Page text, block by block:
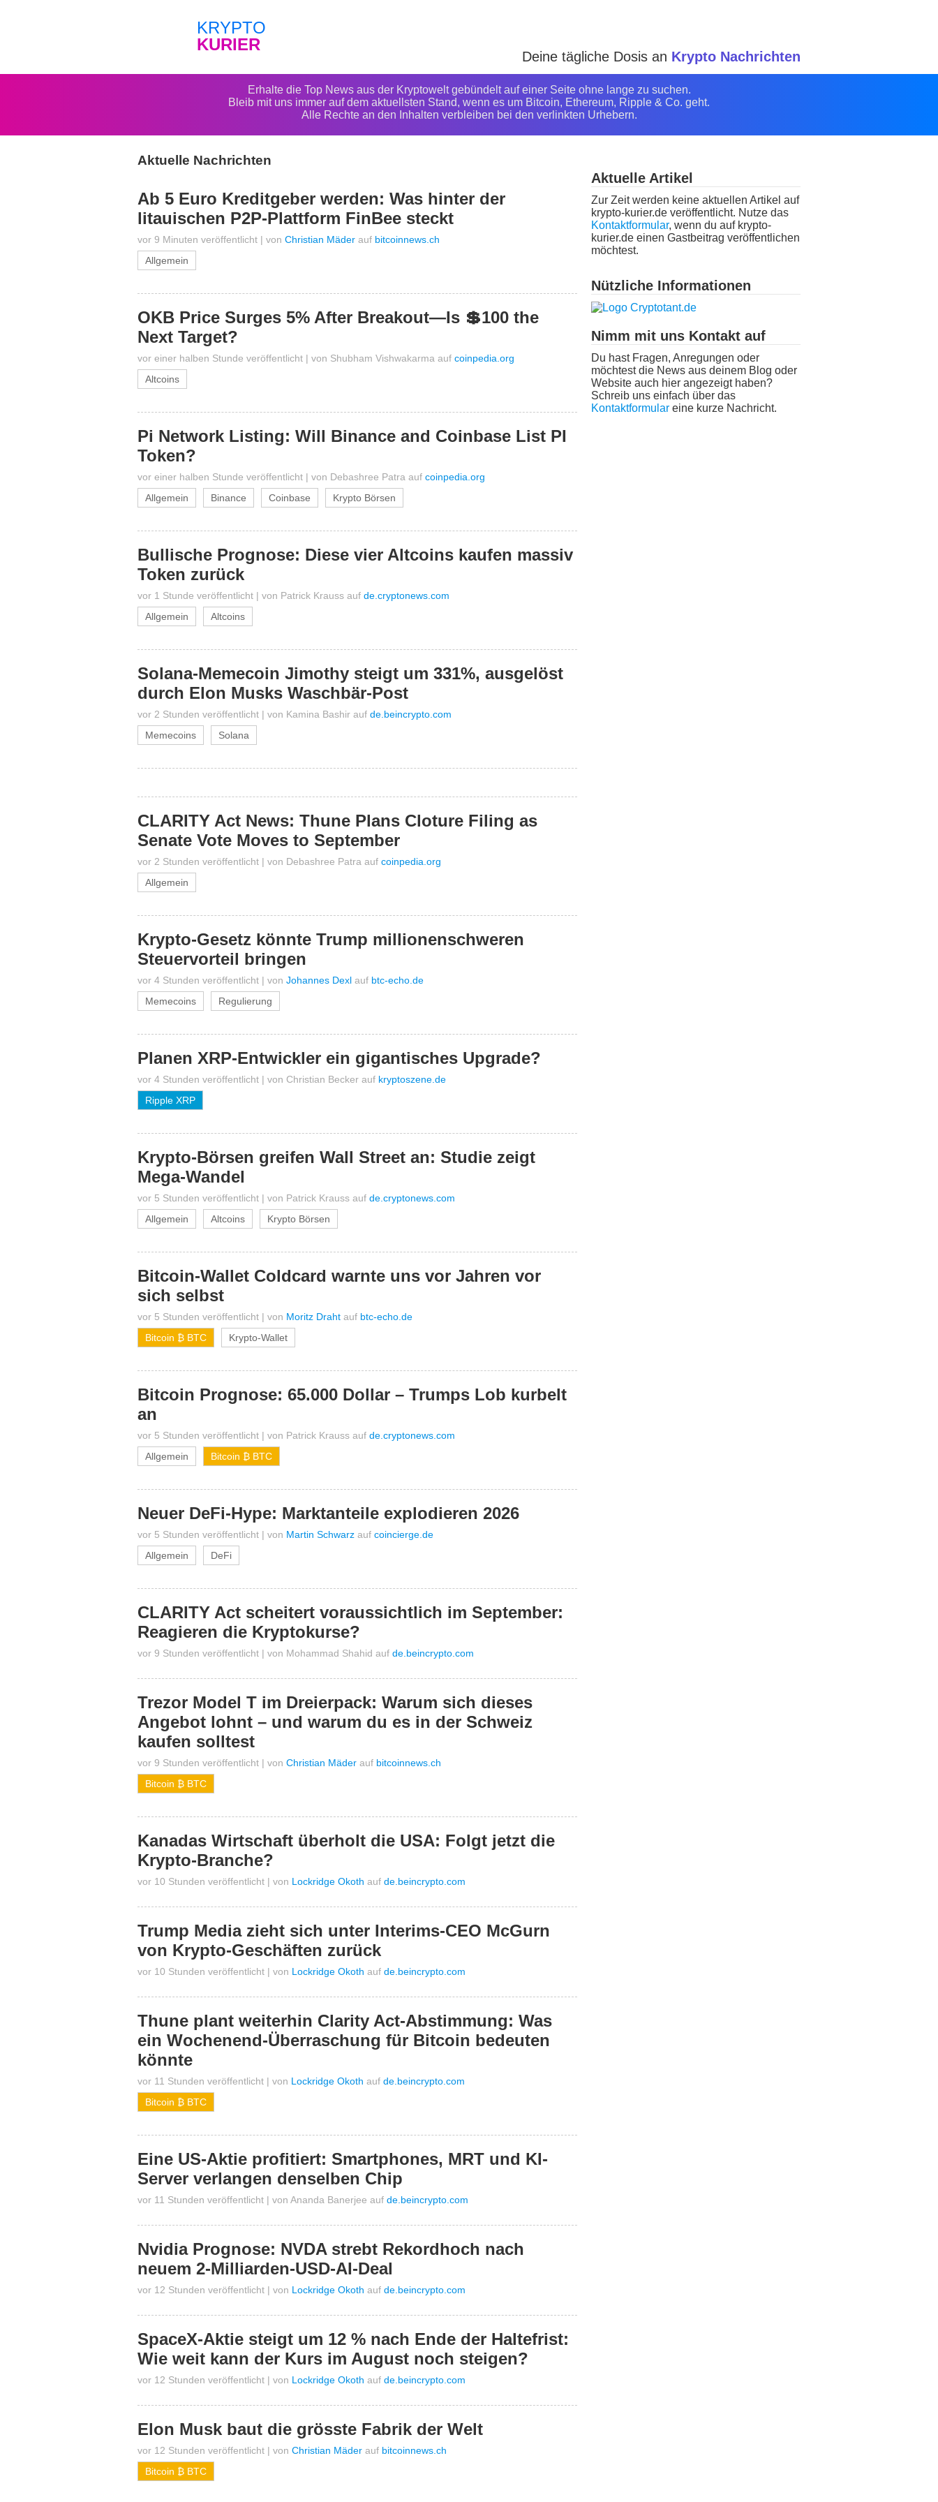
KRYPTO
KURIER
Deine tägliche Dosis an Krypto Nachrichten
Erhalte die Top News aus der Kryptowelt gebündelt auf einer Seite ohne lange zu suchen.
Bleib mit uns immer auf dem aktuellsten Stand, wenn es um Bitcoin, Ethereum, Ripple & Co. geht.
Alle Rechte an den Inhalten verbleiben bei den verlinkten Urhebern.
Aktuelle Nachrichten
Ab 5 Euro Kreditgeber werden: Was hinter der
litauischen P2P-Plattform FinBee steckt
vor 9 Minuten veröffentlicht | von Christian Mäder auf bitcoinnews.ch
Allgemein
OKB Price Surges 5% After Breakout—Is 💲100 the
Next Target?
vor einer halben Stunde veröffentlicht | von Shubham Vishwakarma auf coinpedia.org
Altcoins
Pi Network Listing: Will Binance and Coinbase List PI
Token?
vor einer halben Stunde veröffentlicht | von Debashree Patra auf coinpedia.org
Allgemein
Binance Coinbase Krypto Börsen
Bullische Prognose: Diese vier Altcoins kaufen massiv
Token zurück
vor 1 Stunde veröffentlicht | von Patrick Krauss auf de.cryptonews.com
Allgemein
Altcoins
Solana-Memecoin Jimothy steigt um 331%, ausgelöst
durch Elon Musks Waschbär-Post
vor 2 Stunden veröffentlicht | von Kamina Bashir auf de.beincrypto.com
Memecoins
Solana
CLARITY Act News: Thune Plans Cloture Filing as
Senate Vote Moves to September
vor 2 Stunden veröffentlicht | von Debashree Patra auf coinpedia.org
Allgemein
Krypto-Gesetz könnte Trump millionenschweren
Steuervorteil bringen
vor 4 Stunden veröffentlicht | von Johannes Dexl auf btc-echo.de
Memecoins
Regulierung
Planen XRP-Entwickler ein gigantisches Upgrade?
vor 4 Stunden veröffentlicht | von Christian Becker auf kryptoszene.de
Ripple XRP
Krypto-Börsen greifen Wall Street an: Studie zeigt
Mega-Wandel
vor 5 Stunden veröffentlicht | von Patrick Krauss auf de.cryptonews.com
Allgemein
Altcoins Krypto Börsen
Bitcoin-Wallet Coldcard warnte uns vor Jahren vor
sich selbst
vor 5 Stunden veröffentlicht | von Moritz Draht auf btc-echo.de
Bitcoin ₿ BTC
Krypto-Wallet
Bitcoin Prognose: 65.000 Dollar – Trumps Lob kurbelt
an
vor 5 Stunden veröffentlicht | von Patrick Krauss auf de.cryptonews.com
Allgemein
Bitcoin ₿ BTC
Neuer DeFi-Hype: Marktanteile explodieren 2026
vor 5 Stunden veröffentlicht | von Martin Schwarz auf coincierge.de
Allgemein
DeFi
CLARITY Act scheitert voraussichtlich im September:
Reagieren die Kryptokurse?
vor 9 Stunden veröffentlicht | von Mohammad Shahid auf de.beincrypto.com
Trezor Model T im Dreierpack: Warum sich dieses
Angebot lohnt – und warum du es in der Schweiz
kaufen solltest
vor 9 Stunden veröffentlicht | von Christian Mäder auf bitcoinnews.ch
Bitcoin ₿ BTC
Kanadas Wirtschaft überholt die USA: Folgt jetzt die
Krypto-Branche?
vor 10 Stunden veröffentlicht | von Lockridge Okoth auf de.beincrypto.com
Trump Media zieht sich unter Interims-CEO McGurn
von Krypto-Geschäften zurück
vor 10 Stunden veröffentlicht | von Lockridge Okoth auf de.beincrypto.com
Thune plant weiterhin Clarity Act-Abstimmung: Was
ein Wochenend-Überraschung für Bitcoin bedeuten
könnte
vor 11 Stunden veröffentlicht | von Lockridge Okoth auf de.beincrypto.com
Bitcoin ₿ BTC
Eine US-Aktie profitiert: Smartphones, MRT und KI-
Server verlangen denselben Chip
vor 11 Stunden veröffentlicht | von Ananda Banerjee auf de.beincrypto.com
Nvidia Prognose: NVDA strebt Rekordhoch nach
neuem 2-Milliarden-USD-AI-Deal
vor 12 Stunden veröffentlicht | von Lockridge Okoth auf de.beincrypto.com
SpaceX-Aktie steigt um 12 % nach Ende der Haltefrist:
Wie weit kann der Kurs im August noch steigen?
vor 12 Stunden veröffentlicht | von Lockridge Okoth auf de.beincrypto.com
Elon Musk baut die grösste Fabrik der Welt
vor 12 Stunden veröffentlicht | von Christian Mäder auf bitcoinnews.ch
Bitcoin ₿ BTC
Aktuelle Artikel
Zur Zeit werden keine aktuellen Artikel auf
krypto-kurier.de veröffentlicht. Nutze das
Kontaktformular, wenn du auf krypto-
kurier.de einen Gastbeitrag veröffentlichen
möchtest.
Nützliche Informationen
Nimm mit uns Kontakt auf
Du hast Fragen, Anregungen oder
möchtest die News aus deinem Blog oder
Website auch hier angezeigt haben?
Schreib uns einfach über das
Kontaktformular eine kurze Nachricht.